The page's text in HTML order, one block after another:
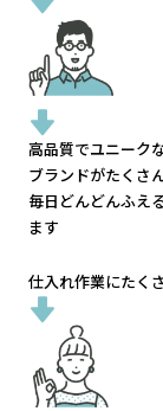
高品質でユニーク
ブランドがたくさ
毎日どんどんふえ
ます
仕入れ作業にたく